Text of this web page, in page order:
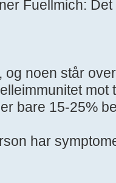
Fuellmich:
og noen står
bare 15-25%
har